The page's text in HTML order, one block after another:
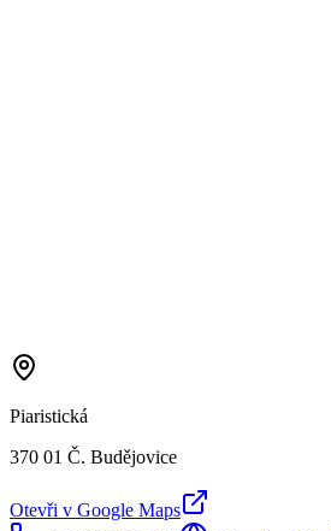
Piaristická
370 01 Č. Budějovice
Otevři v Google Maps